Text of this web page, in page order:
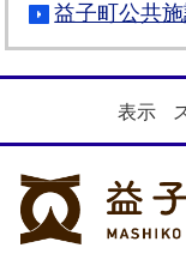
益子町公共
表示